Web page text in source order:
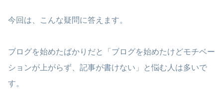
今回は、こんな疑問に答えます。
ブログを始めたばかりだと「ブログを始めたけどモチベー
ションが上がらず、記事が書けない」と悩む人は多いで
す。